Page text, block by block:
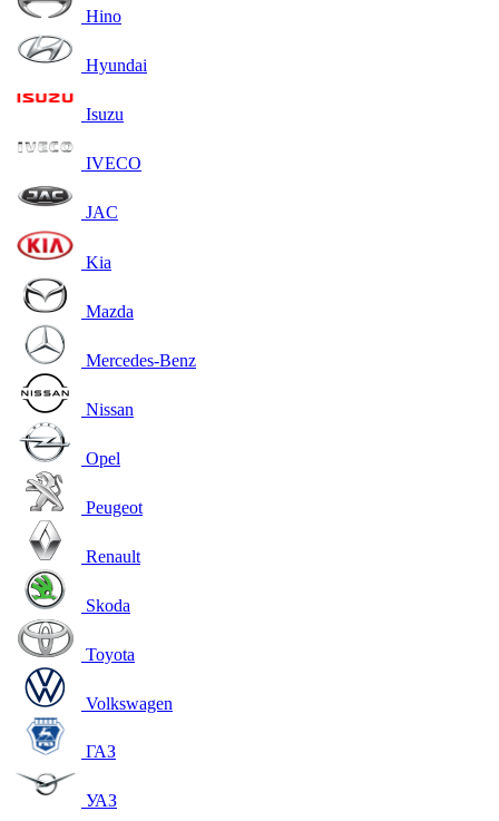
Hino
Hyundai
Isuzu
IVECO
JAC
Kia
Mazda
Mercedes-Benz
Nissan
Opel
Peugeot
Renault
Skoda
Toyota
Volkswagen
ГАЗ
УАЗ